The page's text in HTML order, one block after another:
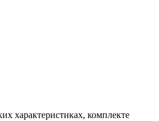
характеристиках, комплекте